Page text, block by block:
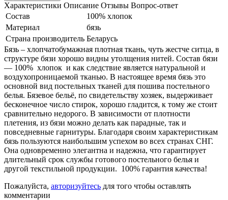
Характеристики Описание Отзывы Вопрос-ответ
Состав
100% хлопок
Материал
бязь
Страна производитель Беларусь
Бязь – хлопчатобумажная плотная ткань, чуть жестче ситца, в
структуре бязи хорошо видны утолщения нитей. Состав бязи
― 100% хлопок и как следствие является натуральной и
воздухопроницаемой тканью. В настоящее время бязь это
основной вид постельных тканей для пошива постельного
белья. Бязевое бельё, по свидетельству хозяек, выдерживает
бесконечное число стирок, хорошо гладится, к тому же стоит
сравнительно недорого. В зависимости от плотности
плетения, из бязи можно делать как парадные, так и
повседневные гарнитуры. Благодаря своим характеристикам
бязь пользуются наибольшим успехом во всех странах СНГ.
Она одновременно элегантна и надежна, что гарантирует
длительный срок службы готового постельного белья и
другой текстильной продукции. 100% гарантия качества!
Пожалуйста, авторизуйтесь для того чтобы оставлять
комментарии